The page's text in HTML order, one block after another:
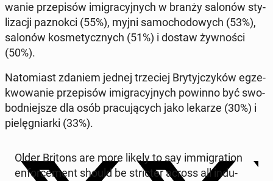
wa­nie prze­pi­sów imi­gra­cyj­nych w branży salonów sty­
li­za­cji pa­znok­ci (55%), myjni sa­mo­cho­do­wych (53%),
salonów ko­sme­tycz­nych (51%) i dostaw żyw­no­ści
(50%).
Na­to­miast zdaniem jednej trze­ciej Bry­tyj­czy­ków eg­ze­
kwo­wa­nie prze­pi­sów imi­gra­cyj­nych powinno być swo­
bod­niej­sze dla osób pra­cu­ją­cych jako lekarze (30%) i
pie­lę­gniar­ki (33%).
Older Britons are more likely to say im­mi­gra­tion
en­for­ce­ment should be stric­ter across all in­du­